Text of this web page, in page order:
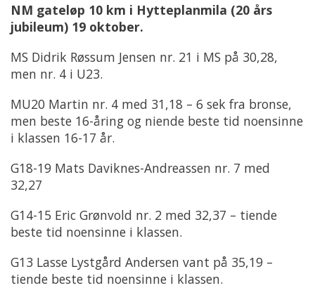
NM gateløp 10 km i Hytteplanmila (20 års
jubileum) 19 oktober.
MS Didrik Røssum Jensen nr. 21 i MS på 30,28,
men nr. 4 i U23.
MU20 Martin nr. 4 med 31,18 – 6 sek fra bronse,
men beste 16-åring og niende beste tid noensinne
i klassen 16-17 år.
G18-19 Mats Daviknes-Andreassen nr. 7 med
32,27
G14-15 Eric Grønvold nr. 2 med 32,37 – tiende
beste tid noensinne i klassen.
G13 Lasse Lystgård Andersen vant på 35,19 –
tiende beste tid noensinne i klassen.